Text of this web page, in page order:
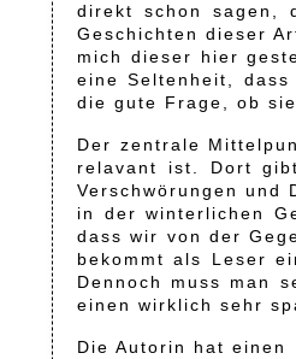
direkt schon sagen,
Geschichten dieser
mich dieser hier
eine Seltenheit,
die gute Frage, ob
Der zentrale
relavant ist. Dort
Verschwörungen
in der winterlichen
dass wir von der
bekommt als Leser
Dennoch muss man
einen wirklich sehr
Die Autorin hat